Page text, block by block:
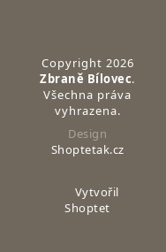
Copyright 2026
Zbraně Bílovec.
Všechna práva
vyhrazena.
Design
Shoptetak.cz
Vytvořil
Shoptet